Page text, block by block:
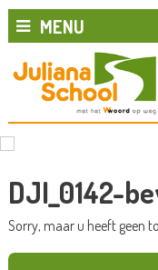
MENU
DJI_0142-
Sorry, maar u heeft geen